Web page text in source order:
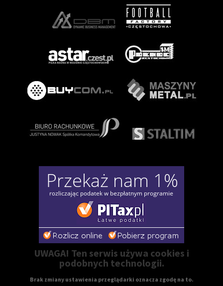
UWAGA! Ten serwis używa cookies i
podobnych technologii.
Brak zmiany ustawienia przeglądarki oznacza zgodę na to.